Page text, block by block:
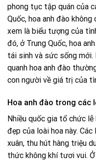
phong tục tập quán của
Quốc, hoa anh đào
xem là biểu tượng của
đó, ở Trung Quốc, hoa
tái sinh và sức sống mới.
quanh hoa anh đào
con người về giá trị của
Hoa anh đào trong các
Nhiều quốc gia tổ chức
đẹp của loài hoa này.
xuân, thu hút hàng triệu
thức không khí tươi vui.